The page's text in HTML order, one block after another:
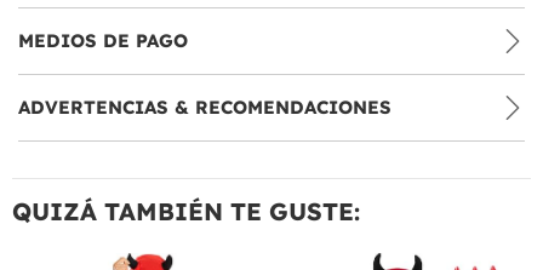
MEDIOS DE PAGO
ADVERTENCIAS & RECOMENDACIONES
QUIZÁ TAMBIÉN TE GUSTE: